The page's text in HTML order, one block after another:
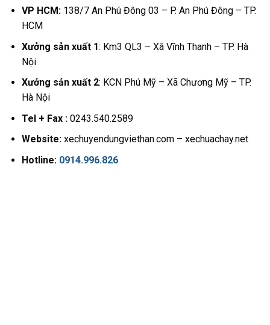
VP HCM:138/7 An Phú Đông 03 – P. An Phú Đông – TP.
HCM
Xưởng sản xuất 1: Km3 QL3 – Xã Vĩnh Thanh – TP. Hà
Nội
Xưởng sản xuất 2: KCN Phú Mỹ – Xã Chương Mỹ – TP.
Hà Nội
Tel + Fax :0243.540.2589
Website:xechuyendungviethan.com – xechuachay.net
Hotline: 0914.996.826